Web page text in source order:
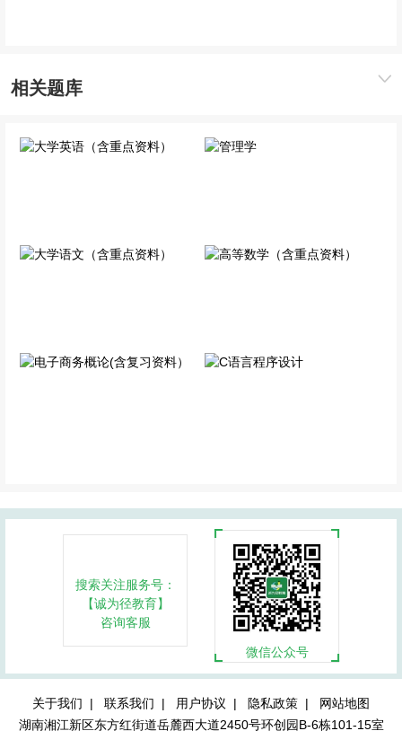
相关题库
搜索关注服务号：
【诚为径教育】
咨询客服
微信公众号
关于我们 | 联系我们 | 用户协议 | 隐私政策 |
网站地图
湖南湘江新区东方红街道岳麓西大道2450号环创园B-6栋101-15室